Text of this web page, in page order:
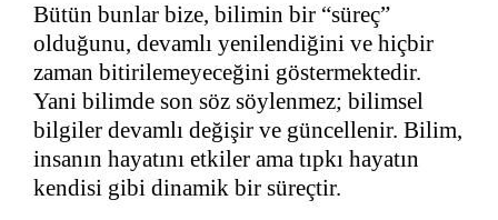
Bütün bunlar bize, bilimin bir “süreç”
olduğunu, devamlı yenilendiğini ve hiçbir
zaman bitirilemeyeceğini göstermektedir.
Yani bilimde son söz söylenmez; bilimsel
bilgiler devamlı değişir ve güncellenir. Bilim,
insanın hayatını etkiler ama tıpkı hayatın
kendisi gibi dinamik bir süreçtir.